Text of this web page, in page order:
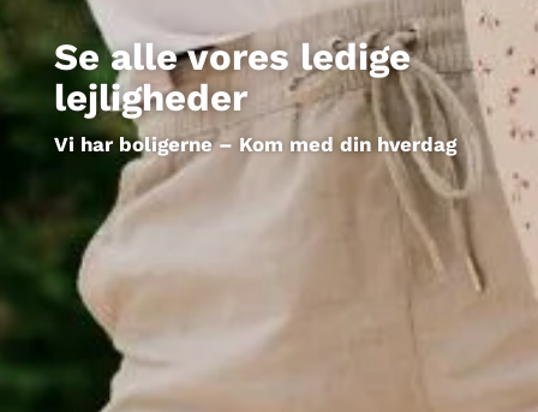
Se alle vores ledige
lejligheder
Vi har boligerne – Kom med din hverdag